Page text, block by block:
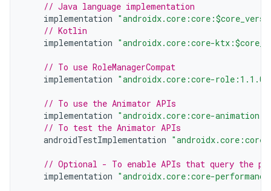
// Java language implementation
implementation
// Kotlin
implementation "androidx.core:core-
// To use RoleManagerCompat
implementation "androidx.core:core-role:1.1.0"
// To use the Animator APIs
implementation "androidx.core:core-
// To test the Animator APIs
androidTestImplementation
// Optional - To enable APIs that query the
implementation "androidx.core:core-